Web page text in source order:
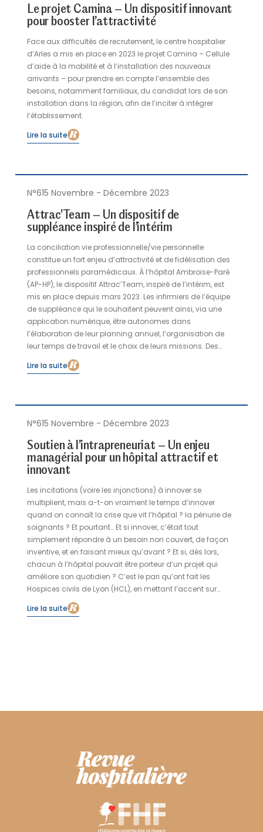
Le projet Camina – Un dispositif innovant
pour booster l’attractivité
Face aux difficultés de recrutement, le centre hospitalier
d’Arles a mis en place en 2023 le projet Camina – Cellule
d’aide à la mobilité et à l’installation des nouveaux
arrivants – pour prendre en compte l’ensemble des
besoins, notamment familiaux, du candidat lors de son
installation dans la région, afin de l’inciter à intégrer
l’établissement.
Lire la suite
N°615 Novembre - Décembre 2023
Attrac’Team – Un dispositif de
suppléance inspiré de l’intérim
La conciliation vie professionnelle/vie personnelle
constitue un fort enjeu d’attractivité et de fidélisation des
professionnels paramédicaux. À l’hôpital Ambroise-Paré
(AP-HP), le dispositif Attrac’Team, inspiré de l’intérim, est
mis en place depuis mars 2023. Les infirmiers de l’équipe
de suppléance qui le souhaitent peuvent ainsi, via une
application numérique, être autonomes dans
l’élaboration de leur planning annuel, l’organisation de
leur temps de travail et le choix de leurs missions. Des
débuts prometteurs… et des points de vigilance.
Lire la suite
N°615 Novembre - Décembre 2023
Soutien à l’intrapreneuriat – Un enjeu
managérial pour un hôpital attractif et
innovant
Les incitations (voire les injonctions) à innover se
multiplient, mais a-t-on vraiment le temps d’innover
quand on connaît la crise que vit l’hôpital ? la pénurie de
soignants ? Et pourtant… Et si innover, c’était tout
simplement répondre à un besoin non couvert, de façon
inventive, et en faisant mieux qu’avant ? Et si, dès lors,
chacun à l’hôpital pouvait être porteur d’un projet qui
améliore son quotidien ? C’est le pari qu’ont fait les
Hospices civils de Lyon (HCL), en mettant l’accent sur
l’innovation sortante, celle qui vient du terrain.
Lire la suite